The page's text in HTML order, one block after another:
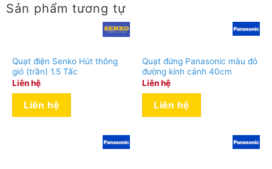
Sản phẩm tương tự
Quạt điện Senko Hút thông
gió (trần) 1.5 Tấc
Liên hệ
Liên hệ
Quạt đứng Panasonic màu đỏ
đường kính cánh 40cm
Liên hệ
Liên hệ